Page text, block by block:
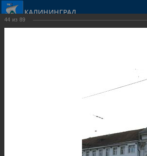
КАЛИНИНГРАД
Общественные здания и сооружения
44 из 89